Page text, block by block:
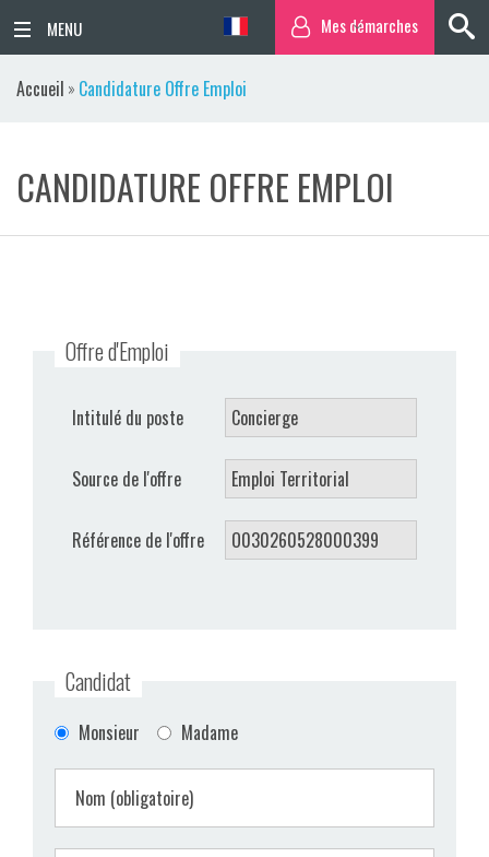
ACCUEIL
AGENDA
PUBLICATIONS
ESPACE PRESSE
VIDÉOS
Mes démarches
Accueil » Candidature Offre Emploi
CANDIDATURE OFFRE EMPLOI
Offre d'Emploi
Intitulé du poste
Source de l'offre
Référence de l'offre
Candidat
Monsieur Madame
Nom (obligatoire)